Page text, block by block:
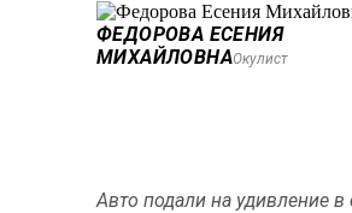
ФЕДОРОВА ЕСЕНИЯ
МИХАЙЛОВНАОкулист
Авто подали на удивление в